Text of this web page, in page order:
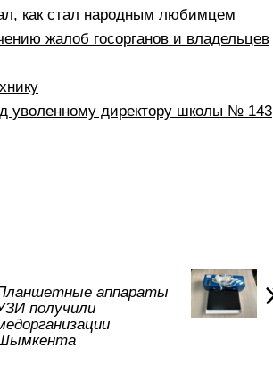
как стал народным любимцем
жалоб госорганов и владельцев
уволенному директору школы № 143
аппараты
получили